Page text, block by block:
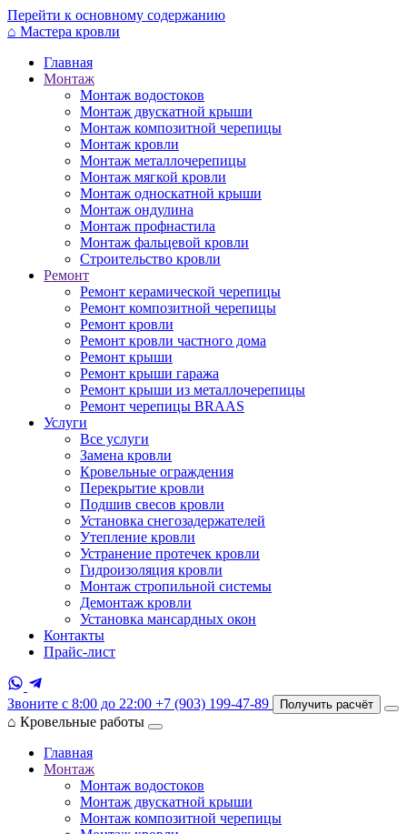
Перейти к основному содержанию
⌂ Мастера кровли
Главная
Монтаж
Монтаж водостоков
Монтаж двускатной крыши
Монтаж композитной черепицы
Монтаж кровли
Монтаж металлочерепицы
Монтаж мягкой кровли
Монтаж односкатной крыши
Монтаж ондулина
Монтаж профнастила
Монтаж фальцевой кровли
Строительство кровли
Ремонт
Ремонт керамической черепицы
Ремонт композитной черепицы
Ремонт кровли
Ремонт кровли частного дома
Ремонт крыши
Ремонт крыши гаража
Ремонт крыши из металлочерепицы
Ремонт черепицы BRAAS
Услуги
Все услуги
Замена кровли
Кровельные ограждения
Перекрытие кровли
Подшив свесов кровли
Установка снегозадержателей
Утепление кровли
Устранение протечек кровли
Гидроизоляция кровли
Монтаж стропильной системы
Демонтаж кровли
Установка мансардных окон
Контакты
Прайс-лист
Звоните с 8:00 до 22:00 +7 (903) 199-47-89 Получить расчёт
⌂ Кровельные работы
Главная
Монтаж
Монтаж водостоков
Монтаж двускатной крыши
Монтаж композитной черепицы